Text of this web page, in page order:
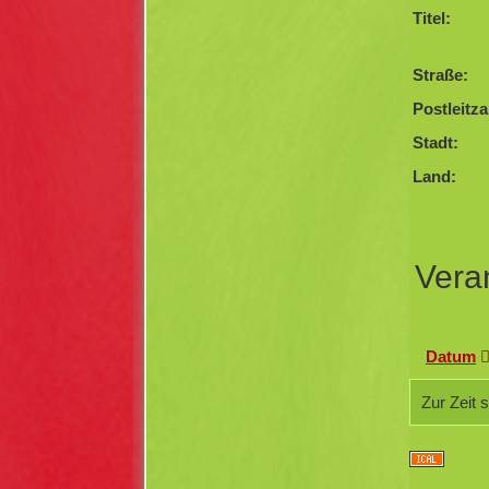
Titel:
Straße:
Stadt:
Land:
Datum
Zur Zeit